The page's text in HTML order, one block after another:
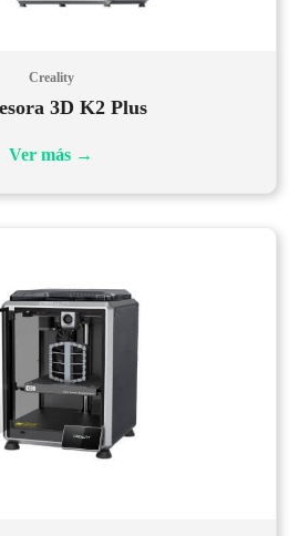
Creality
3D K2 Plus
Ver más →